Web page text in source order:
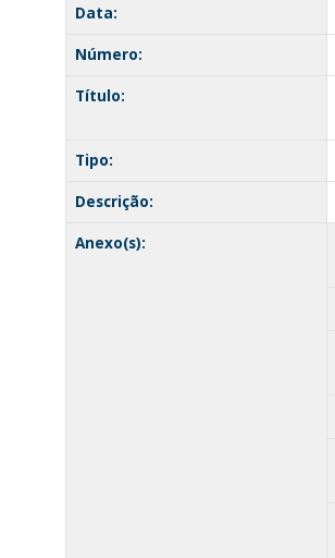
Data:
Número:
Título:
Tipo:
Descrição:
Anexo(s):